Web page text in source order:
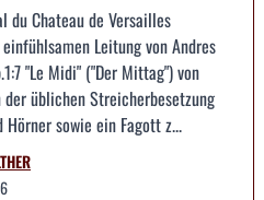
du Chateau de Versailles
Leitung von Andres
"Le Midi" ("Der Mittag") von
der üblichen Streicherbesetzung
sowie ein Fagott z...